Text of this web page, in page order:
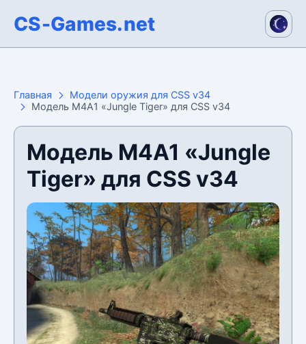
CS-Games.net
Главная
Модели оружия для CSS v34
Модель M4A1 «Jungle Tiger» для CSS v34
Модель M4A1 «Jungle
Tiger» для CSS v34